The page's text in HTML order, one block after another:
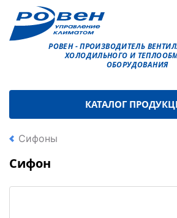
РОВЕН - ПРОИЗВОДИТЕЛЬ
ХОЛОДИЛЬНОГО И
ОБОРУДОВАНИЯ
КАТАЛОГ
Сифоны
Сифон